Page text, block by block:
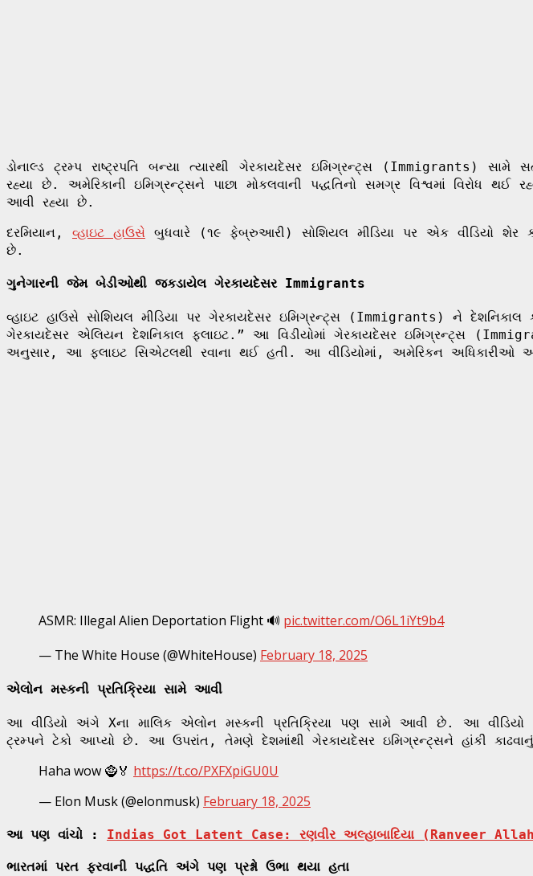
ડોનાલ્ડ ટ્રમ્પ રાષ્ટ્રપતિ બન્યા ત્યારથી ગેરકાયદેસર ઇમિગ્રન્ટ્સ (Immigrants)
રહ્યા છે. અમેરિકાની ઇમિગ્રન્ટ્સને પાછા મોકલવાની પદ્ધતિનો સમગ્ર વિશ્વમાં વિરોધ
આવી રહ્યા છે.
દરમિયાન, વ્હાઇટ હાઉસે બુધવારે (૧૯ ફેબ્રુઆરી) સોશિયલ મીડિયા પર એક વીડિયો શેર
છે.
ગુનેગારની જેમ બેડીઓથી જકડાયેલ ગેરકાયદેસર Immigrants
વ્હાઇટ હાઉસે સોશિયલ મીડિયા પર ગેરકાયદેસર ઇમિગ્રન્ટ્સ (Immigrants) ને
ગેરકાયદેસર એલિયન દેશનિકાલ ફ્લાઇટ.” આ વિડીયોમાં ગેરકાયદેસર ઇમિગ્રન્ટ્સ
અનુસાર, આ ફ્લાઇટ સિએટલથી રવાના થઈ હતી. આ વીડિયોમાં, અમેરિકન
ASMR: Illegal Alien Deportation Flight 🔊 pic.twitter.com/O6L1iYt9b4
— The White House (@WhiteHouse) February 18, 2025
એલોન મસ્કની પ્રતિક્રિયા સામે આવી
આ વીડિયો અંગે Xના માલિક એલોન મસ્કની પ્રતિક્રિયા પણ સામે આવી છે. આ વીડિયો
ટ્રમ્પને ટેકો આપ્યો છે. આ ઉપરાંત, તેમણે દેશમાંથી ગેરકાયદેસર ઇમિગ્રન્ટ્સને હાંકી
Haha wow 🧌🏅 https://t.co/PXFXpiGU0U
— Elon Musk (@elonmusk) February 18, 2025
આ પણ વાંચો : Indias Got Latent Case: રણવીર અલ્હાબાદિયા (Ranveer
ભારતમાં પરત ફરવાની પદ્ધતિ અંગે પણ પ્રશ્નો ઉભા થયા હતા